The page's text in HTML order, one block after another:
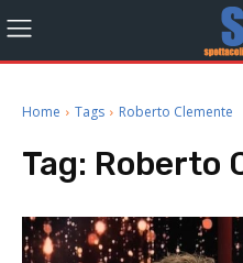
Home Tags Roberto Clemente
Tag: Roberto